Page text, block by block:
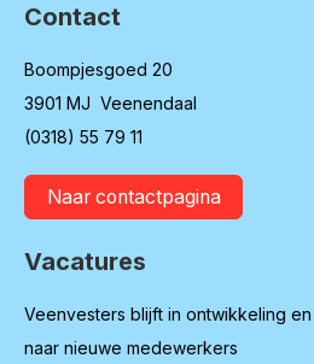
Contact
Boompjesgoed 20
3901 MJ Veenendaal
(0318) 55 79 11
Naar contactpagina
Vacatures
Veenvesters blijft in ontwikkeling
naar nieuwe medewerkers